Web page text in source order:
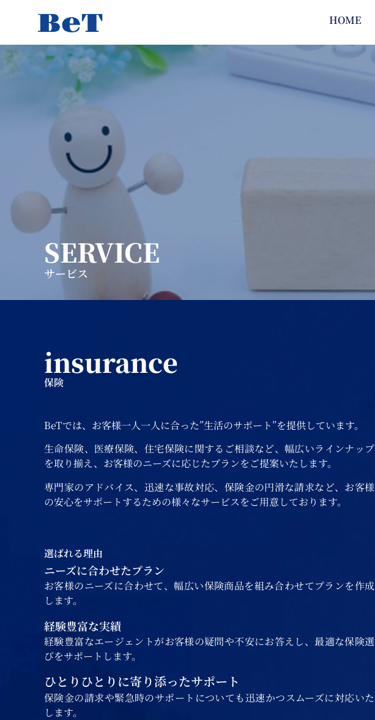
HOME
SERVICE
サービス
insurance
保険
BeTでは、お客様一人一人に合った”生活のサポート”を提供しています。
生命保険、医療保険、住宅保険に関するご相談など、幅広いラインナップ
を取り揃え、お客様のニーズに応じたプランをご提案いたします。
専門家のアドバイス、迅速な事故対応、保険金の円滑な請求など、お客様
の安心をサポートするための様々なサービスをご用意しております。
選ばれる理由
ニーズに合わせたプラン
お客様のニーズに合わせて、幅広い保険商品を組み合わせてプランを作成
します。
経験豊富な実績
経験豊富なエージェントがお客様の疑問や不安にお答えし、最適な保険選
びをサポートします。
ひとりひとりに寄り添ったサポート
保険金の請求や緊急時のサポートについても迅速かつスムーズに対応いた
します。